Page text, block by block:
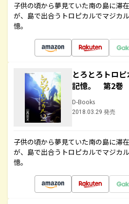
子供の頃から夢見ていた南の島に滞
が、島で出合うトロピカルでマジカ
憶。
とろとろトロ
記憶。 第2巻
D-Books
2018.03.29 発売
子供の頃から夢見ていた南の島に滞
が、島で出合うトロピカルでマジカ
憶。